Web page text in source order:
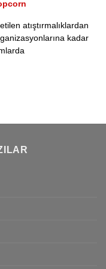
atıştırmalıklardan
kadar